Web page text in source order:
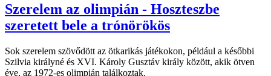
Szerelem az olimpián - Hoszteszbe
szeretett bele a trónörökös
Sok szerelem szövődött az ötkarikás játékokon, például a későbbi
Szilvia királyné és XVI. Károly Gusztáv király között, akik ötven
éve, az 1972-es olimpián találkoztak.